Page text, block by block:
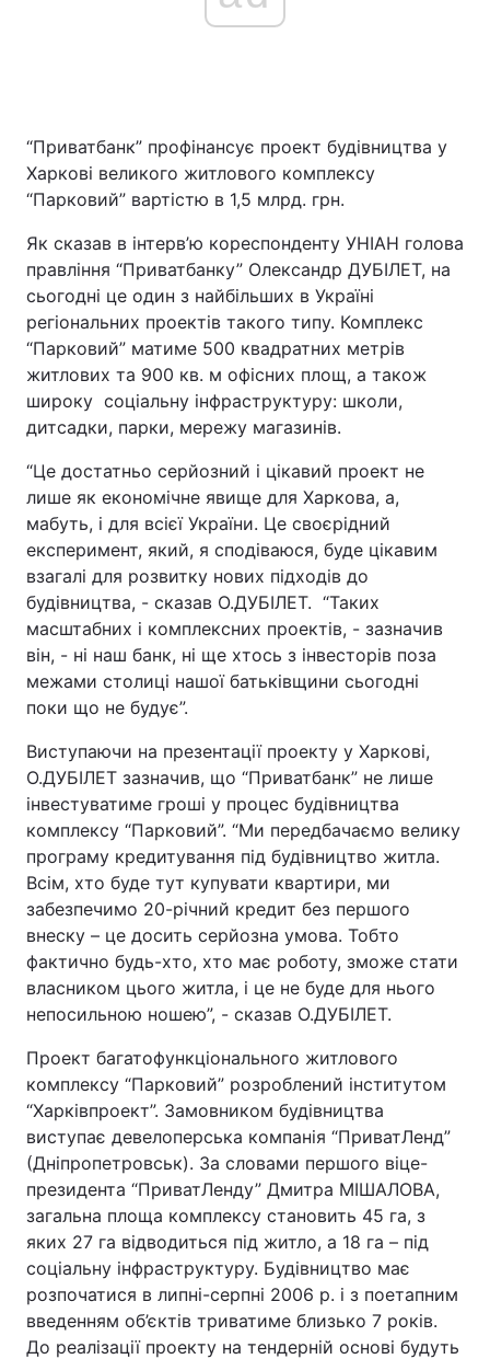
“Приватбанк” профінансує проект будівництва у
Харкові великого житлового комплексу
“Парковий” вартістю в 1,5 млрд. грн.
Як сказав в інтерв’ю кореспонденту УНІАН голова
правління “Приватбанку” Олександр ДУБІЛЕТ, на
сьогодні це один з найбільших в Україні
регіональних проектів такого типу. Комплекс
“Парковий” матиме 500 квадратних метрів
житлових та 900 кв. м офісних площ, а також
широку соціальну інфраструктуру: школи,
дитсадки, парки, мережу магазинів.
“Це достатньо серйозний і цікавий проект не
лише як економічне явище для Харкова, а,
мабуть, і для всієї України. Це своєрідний
експеримент, який, я сподіваюся, буде цікавим
взагалі для розвитку нових підходів до
будівництва, - сказав О.ДУБІЛЕТ. “Таких
масштабних і комплексних проектів, - зазначив
він, - ні наш банк, ні ще хтось з інвесторів поза
межами столиці нашої батьківщини сьогодні
поки що не будує”.
Виступаючи на презентації проекту у Харкові,
О.ДУБІЛЕТ зазначив, що “Приватбанк” не лише
інвестуватиме гроші у процес будівництва
комплексу “Парковий”. “Ми передбачаємо велику
програму кредитування під будівництво житла.
Всім, хто буде тут купувати квартири, ми
забезпечимо 20-річний кредит без першого
внеску – це досить серйозна умова. Тобто
фактично будь-хто, хто має роботу, зможе стати
власником цього житла, і це не буде для нього
непосильною ношею”, - сказав О.ДУБІЛЕТ.
Проект багатофункціонального житлового
комплексу “Парковий” розроблений інститутом
“Харківпроект”. Замовником будівництва
виступає девелоперська компанія “ПриватЛенд”
(Дніпропетровськ). За словами першого віце-
президента “ПриватЛенду” Дмитра МІШАЛОВА,
загальна площа комплексу становить 45 га, з
яких 27 га відводиться під житло, а 18 га – під
соціальну інфраструктуру. Будівництво має
розпочатися в липні-серпні 2006 р. і з поетапним
введенням об’єктів триватиме близько 7 років.
До реалізації проекту на тендерній основі будуть